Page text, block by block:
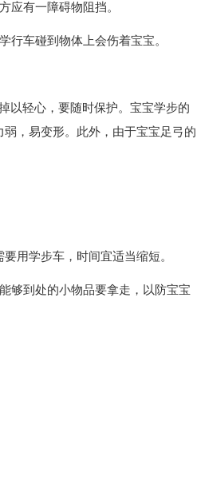
应有一障碍物阻挡。
行车碰到物体上会伤着宝宝。
以轻心，要随时保护。宝宝学步的
，易变形。此外，由于宝宝足弓的
用学步车，时间宜适当缩短。
够到处的小物品要拿走，以防宝宝